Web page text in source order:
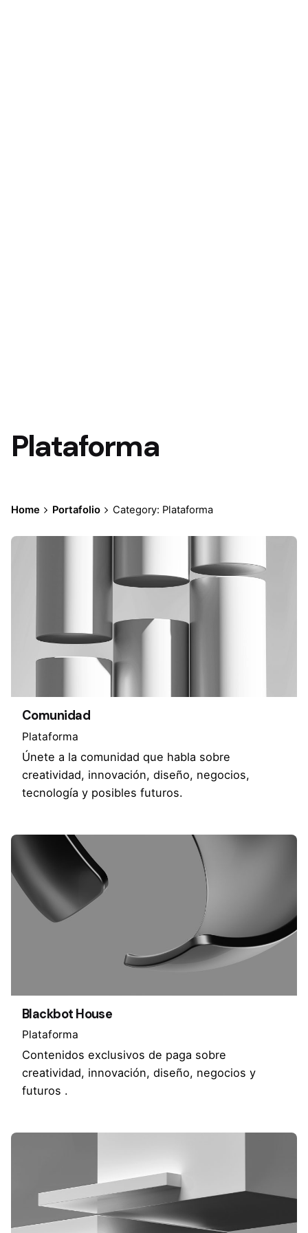
Plataforma
Home Portafolio Category: Plataforma
Comunidad
Plataforma
Únete a la comunidad que habla sobre
creatividad, innovación, diseño, negocios,
tecnología y posibles futuros.
Blackbot House
Plataforma
Contenidos exclusivos de paga sobre
creatividad, innovación, diseño, negocios y
futuros .